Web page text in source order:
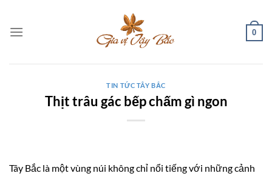
nội
0
TIN TỨC TÂY BẮC
Thịt trâu gác bếp chấm gì ngon
Tây Bắc là một vùng núi không chỉ nổi tiếng với những cảnh